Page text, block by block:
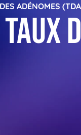
ADÉNOMES